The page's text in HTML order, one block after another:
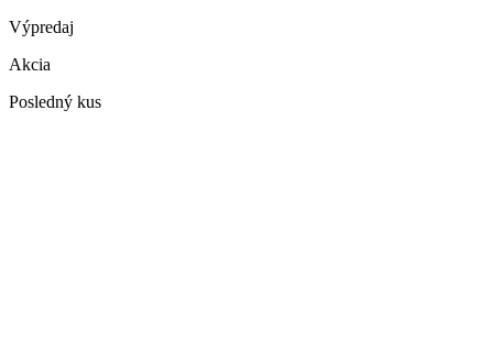
Výpredaj
Akcia
Posledný kus